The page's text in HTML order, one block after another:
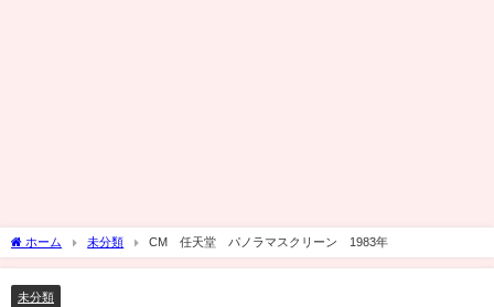
ホーム 未分類 CM 任天堂 パノラマスクリーン 1983年
未分類